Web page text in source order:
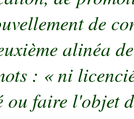
de
alinéa
: « ni
ou faire l'objet